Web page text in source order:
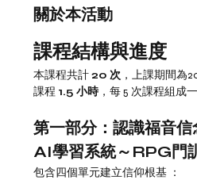
關於本活動
課程結構與進度
本課程共計 20 次 ，上課期間為
課程 1.5 小時，每 5 次課程組成
第一部分：認識福音信
AI學習系統～RPG門
包含四個單元建立信仰根基 ：